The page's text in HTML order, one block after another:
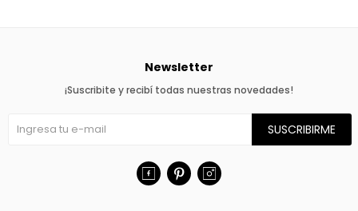
Newsletter
¡Suscribite y recibí todas nuestras novedades!
SUSCRIBIRME
  